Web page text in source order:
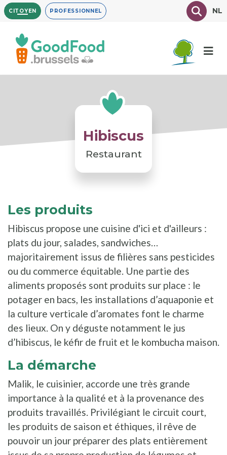
Aller
au
contenu
principal
CITOYEN PROFESSIONNEL TexteNL
Hibiscus
Restaurant
Les produits
Hibiscus propose une cuisine d'ici et d'ailleurs :
plats du jour, salades, sandwiches…
majoritairement issus de filières sans pesticides
ou du commerce équitable. Une partie des
aliments proposés sont produits sur place : le
potager en bacs, les installations d’aquaponie et
la culture verticale d’aromates font le charme
des lieux. On y déguste notamment le jus
d’hibiscus, le kéfir de fruit et le kombucha maison.
La démarche
Malik, le cuisinier, accorde une très grande
importance à la qualité et à la provenance des
produits travaillés. Privilégiant le circuit court,
les produits de saison et éthiques, il rêve de
pouvoir un jour préparer des plats entièrement